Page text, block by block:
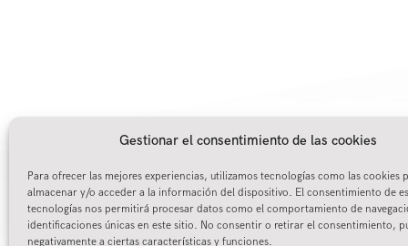
Gestionar el consentimiento de las cookies
Para ofrecer las mejores experiencias, utilizamos tecnologías como las cookies
almacenar y/o acceder a la información del dispositivo. El consentimiento de
tecnologías nos permitirá procesar datos como el comportamiento de
identificaciones únicas en este sitio. No consentir o retirar el consentimiento,
negativamente a ciertas características y funciones.